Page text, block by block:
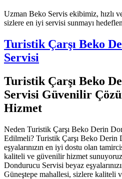
Uzman Beko Servis ekibimiz, hızlı
sizlere en iyi servisi sunmayı
Turistik Çarşı Beko
Servisi
Turistik Çarşı Beko
Servisi Güvenilir
Hizmet
Neden Turistik Çarşı Beko Derin
Edilmeli? Turistik Çarşı Beko Derin
eşyalarınızın en iyi dostu olan
kaliteli ve güvenilir hizmet
Dondurucu Servisi beyaz
Güneştepe mahallesi, sizlere kaliteli